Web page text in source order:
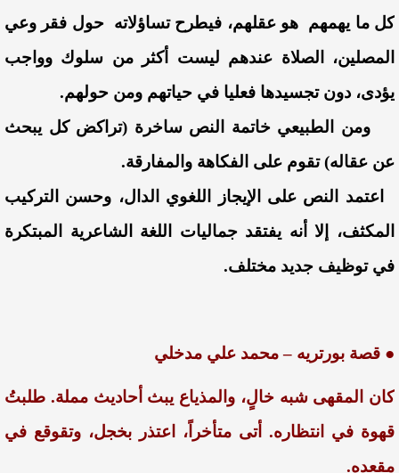
كل ما يهمهم هو عقلهم، فيطرح تساؤلاته حول فقر وعي
المصلين، الصلاة عندهم ليست أكثر من سلوك وواجب
يؤدى، دون تجسيدها فعليا في حياتهم ومن حولهم.
ومن الطبيعي خاتمة النص ساخرة (تراكض كل يبحث
عن عقاله) تقوم على الفكاهة والمفارقة.
اعتمد النص على الإيجاز اللغوي الدال، وحسن التركيب
المكثف، إلا أنه يفتقد جماليات اللغة الشاعرية المبتكرة
في توظيف جديد مختلف.
● قصة بورتريه – محمد علي مدخلي
كان المقهى شبه خالٍ، والمذياع يبث أحاديث مملة. طلبتُ
قهوة في انتظاره. أتى متأخراً، اعتذر بخجل، وتقوقع في
مقعده.